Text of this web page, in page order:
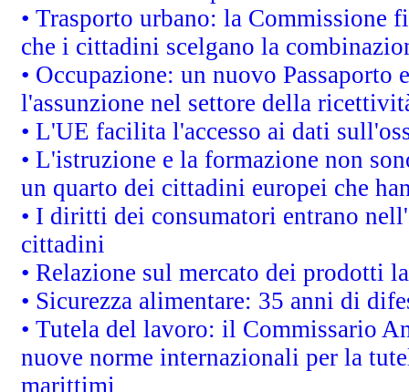
• Trasporto urbano: la Commissione
che i cittadini scelgano la
• Occupazione: un nuovo Passaporto
l'assunzione nel settore della
• L'UE facilita l'accesso ai dati
• L'istruzione e la formazione non
un quarto dei cittadini europei che
• I diritti dei consumatori entrano
cittadini
• Relazione sul mercato dei prodotti
• Sicurezza alimentare: 35 anni di
• Tutela del lavoro: il Commissario
nuove norme internazionali per la
marittimi